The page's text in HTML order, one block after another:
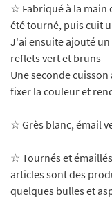
☆ Fabriqué à la main
été tourné, puis cuit
J'ai ensuite ajouté
reflets vert et bruns
Une seconde cuisson
fixer la couleur et
☆ Grès blanc, émail
☆ Tournés et
articles sont des
quelques bulles et